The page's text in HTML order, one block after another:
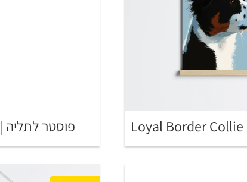
פוסטר לתליה | Magical Lake